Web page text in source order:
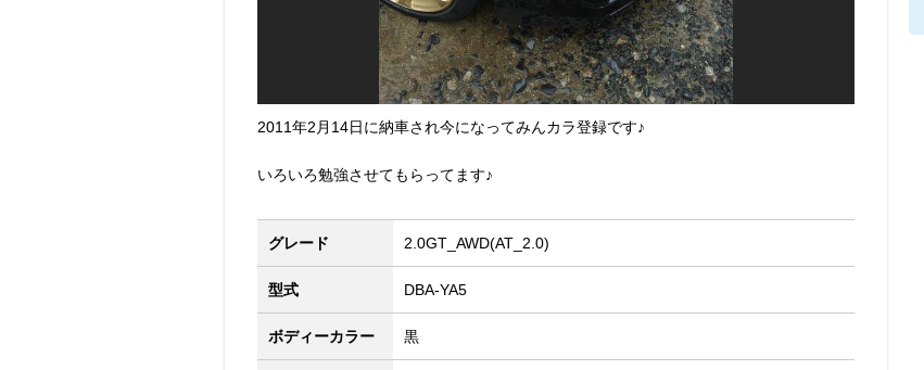
2011年2月14日に納車され今になってみんカラ登録です♪
いろいろ勉強させてもらってます♪
グレード 2.0GT_AWD(AT_2.0)
型式 DBA-YA5
ボディーカラー 黒